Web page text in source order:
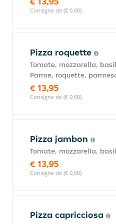
Consigne de (€ 0,00)
Pizza roquette
Tomate, mozzarella,
Parme, roquette,
€ 13,95
Consigne de (€ 0,00)
Pizza jambon
Tomate, mozzarella,
€ 13,95
Consigne de (€ 0,00)
Pizza capricciosa